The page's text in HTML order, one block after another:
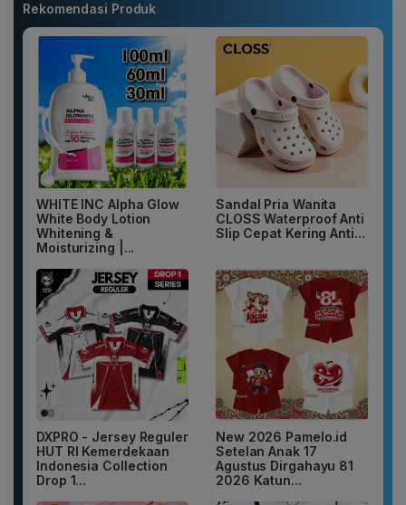
Rekomendasi Produk
WHITE INC Alpha Glow
White Body Lotion
Whitening &
Moisturizing |...
Sandal Pria Wanita
CLOSS Waterproof Anti
Slip Cepat Kering Anti...
DXPRO - Jersey Reguler
HUT RI Kemerdekaan
Indonesia Collection
Drop 1...
New 2026 Pamelo.id
Setelan Anak 17
Agustus Dirgahayu 81
2026 Katun...